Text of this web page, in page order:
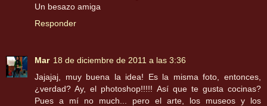
Un besazo amiga
Responder
Mar 18 de diciembre de 2011 a las 3:36
Jajajaj, muy buena la idea! Es la misma foto, entonces,
¿verdad? Ay, el photoshop!!!!! Así que te gusta cocinas?
Pues a mí no much... pero el arte, los museos y los